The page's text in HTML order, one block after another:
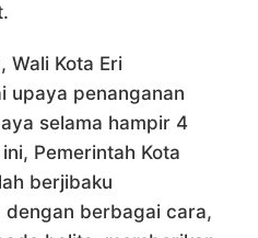
Wali Kota Eri
upaya penanganan
selama hampir 4
Pemerintah Kota
berjibaku
berbagai cara,